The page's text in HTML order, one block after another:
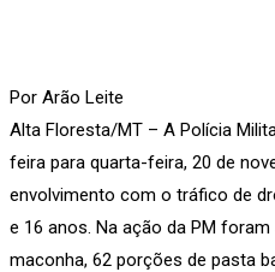
Por Arão Leite
Alta Floresta/MT – A Polícia
feira para quarta-feira, 20 de
envolvimento com o tráfico de
e 16 anos. Na ação da PM
maconha, 62 porções de pasta